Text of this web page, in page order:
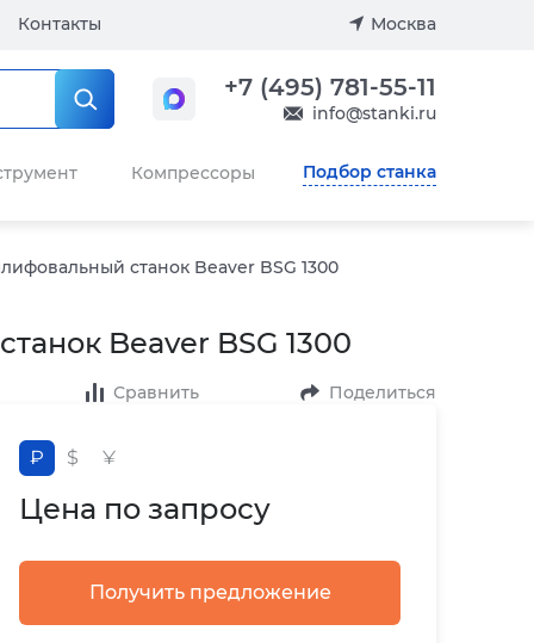
Контакты Москва
+7 (495) 781-55-11
info@stanki.ru
Компрессоры Подбор станка
станок Beaver BSG 1300
Beaver BSG 1300
Сравнить Поделиться
₽ $ ¥
Цена по запросу
Получить предложение